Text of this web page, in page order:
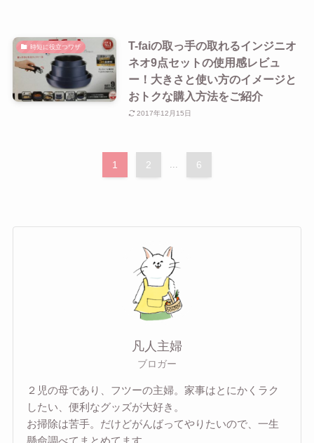
時短に役立つワザ
T-faiの取っ手の取れるインジニオ
ネオ9点セットの使用感レビュ
ー！大きさと使い方のイメージと
おトクな購入方法をご紹介
2017年12月15日
1 2 6
凡人主婦
ブロガー
２児の母であり、フツーの主婦。家事はとにかくラク
したい、便利なグッズが大好き。
お掃除は苦手。だけどがんばってやりたいので、一生